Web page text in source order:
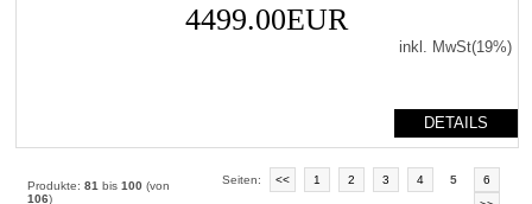
4499.00EUR
inkl. MwSt(19%)
DETAILS
Produkte:81 bis100 (von
106)
Seiten: << 1 2 3 4 5
6